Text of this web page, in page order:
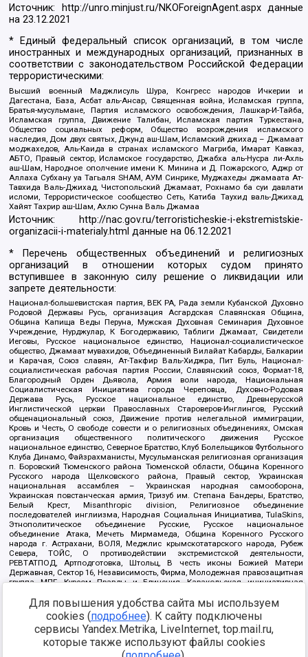
Источник: http://unro.minjust.ru/NKOForeignAgent.aspxданные
на23.12.2021
* Единый федеральный список организаций, в том числе
иностранных и международных организаций, признанных в
соответствии с законодательством Российской Федерации
террористическими:
Высший военный Маджлисуль Шура, Конгресс народов Ичкерии и
Дагестана, База, Асбат аль-Ансар, Священная война, Исламская группа,
Братья-мусульмане, Партия исламского освобождения, Лашкар-И-Тайба,
Исламская группа, Движение Талибан, Исламская партия Туркестана,
Общество социальных реформ, Общество возрождения исламского
наследия, Дом двух святых, Джунд аш-Шам, Исламский джихад – Джамаат
моджахедов, Аль-Каида в странах исламского Магриба, Имарат Кавказ,
АБТО, Правый сектор, Исламское государство, Джабха аль-Нусра ли-Ахль
аш-Шам, Народное ополчение имени К. Минина и Д. Пожарского, Аджр от
Аллаха Субхану уа Тагьаля SHAM, АУМ Синрике, Муджахеды джамаата Ат-
Тавхида Валь-Джихад, Чистопольский Джамаат, Рохнамо ба суи давлати
исломи, Террористическое сообщество Сеть, Катиба Таухид валь-Джихад,
Хайят Тахрир аш-Шам, Ахлю Сунна Валь Джамаа
Источник:
http://nac.gov.ru/terroristicheskie-i-ekstremistskie-
organizacii-i-materialy.html данные на06.12.2021
* Перечень общественных объединений и религиозных
организаций в отношении которых судом принято
вступившее в законную силу решение о ликвидации или
запрете деятельности:
Национал-большевистская партия, ВЕК РА, Рада земли Кубанской Духовно
Родовой Державы Русь, организация Асгардская Славянская Община,
Община Капища Веды Перуна, Мужская Духовная Семинария Духовное
Учреждение, Нурджулар, К Богодержавию, Таблиги Джамаат, Свидетели
Иеговы, Русское национальное единство, Национал-социалистическое
общество, Джамаат мувахидов, Объединенный Вилайат Кабарды, Балкарии
и Карачая, Союз славян, Ат-Такфир Валь-Хиджра, Пит Буль, Национал-
социалистическая рабочая партия России, Славянский союз, Формат-18,
Благородный Орден Дьявола, Армия воли народа, Национальная
Социалистическая Инициатива города Череповца, Духовно-Родовая
Держава Русь, Русское национальное единство, Древнерусской
Инглистической церкви Православных Староверов-Инглингов, Русский
общенациональный союз, Движение против нелегальной иммиграции,
Кровь и Честь, О свободе совести и о религиозных объединениях, Омская
организация общественного политического движения Русское
национальное единство, Северное Братство, Клуб Болельщиков Футбольного
Клуба Динамо, Файзрахманисты, Мусульманская религиозная организация
п. Боровский Тюменского района Тюменской области, Община Коренного
Русского народа Щелковского района, Правый сектор, Украинская
национальная ассамблея – Украинская народная самооборона,
Украинская повстанческая армия, Тризуб им. Степана Бандеры, Братство,
Белый Крест, Misanthropic division, Религиозное объединение
последователей инглиизма, Народная Социальная Инициатива, TulaSkins,
Этнополитическое объединение Русские, Русское национальное
объединение Атака, Мечеть Мирмамеда, Община Коренного Русского
народа г. Астрахани, ВОЛЯ, Меджлис крымскотатарского народа, Рубеж
Севера, ТОЙС, О противодействии экстремистской деятельности,
РЕВТАТПОД, Артподготовка, Штольц, В честь иконы Божией Матери
Державная, Сектор 16, Независимость, Фирма, Молодежная правозащитная
группа МПГ, Курсом Правды и Единения, Каракольская инициативная
Благотворительный пансионат Ак Умут, Русская республика Русь,
Арестантское уголовное единство, Башкорт, Нация и свобода, W.H.С., Фалунь
Дафа, Иртыш Ultras, Русский Патриотический клуб-Новокузнецк/РПК,
Сибирский державный союз, Фонд борьбы с коррупцией, Фонд защиты прав
граждан, Штабы Навального, Совет граждан СССР Прикубанского округа г.
Для повышения удобства сайта мы используем
cookies (подробнее). К сайту подключены
сервисы Yandex.Metrika, LiveInternet, top.mail.ru,
которые также используют файлы cookies